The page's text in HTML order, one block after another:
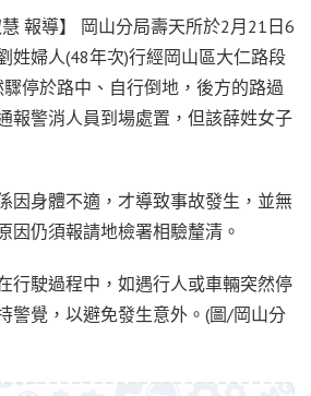
慧 報導】 岡山分局壽天所於2月21日6
姓婦人(48年次)行經岡山區大仁路段
停於路中、自行倒地，後方的路過
報警消人員到場處置，但該薛姓女子
因身體不適，才導致事故發生，並無
因仍須報請地檢署相驗釐清。
行駛過程中，如遇行人或車輛突然停
警覺，以避免發生意外。(圖/岡山分